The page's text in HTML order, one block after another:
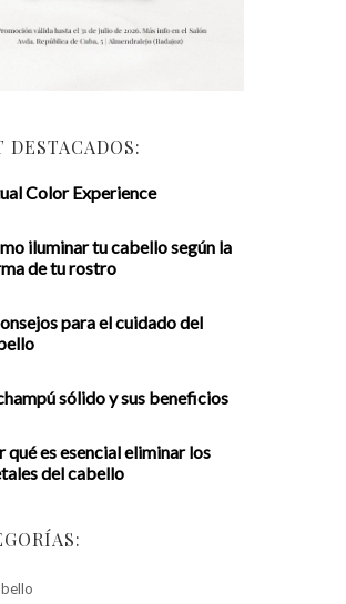
DESTACADOS:
Color Experience
iluminar tu cabello según la
de tu rostro
para el cuidado del
sólido y sus beneficios
qué es esencial eliminar los
del cabello